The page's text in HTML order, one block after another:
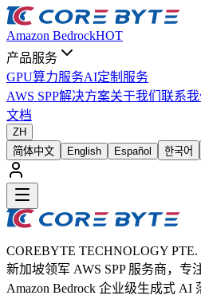
Amazon BedrockHOT
产品服务
GPU算力服务AI定制服务
AWS SPP解决方案关于我们 联系我
文档
ZH
简体中文
English Español 한국어
COREBYTE TECHNOLOGY PTE.
新加坡领军 AWS SPP 服务商，专
Amazon Bedrock 企业级生成式 AI